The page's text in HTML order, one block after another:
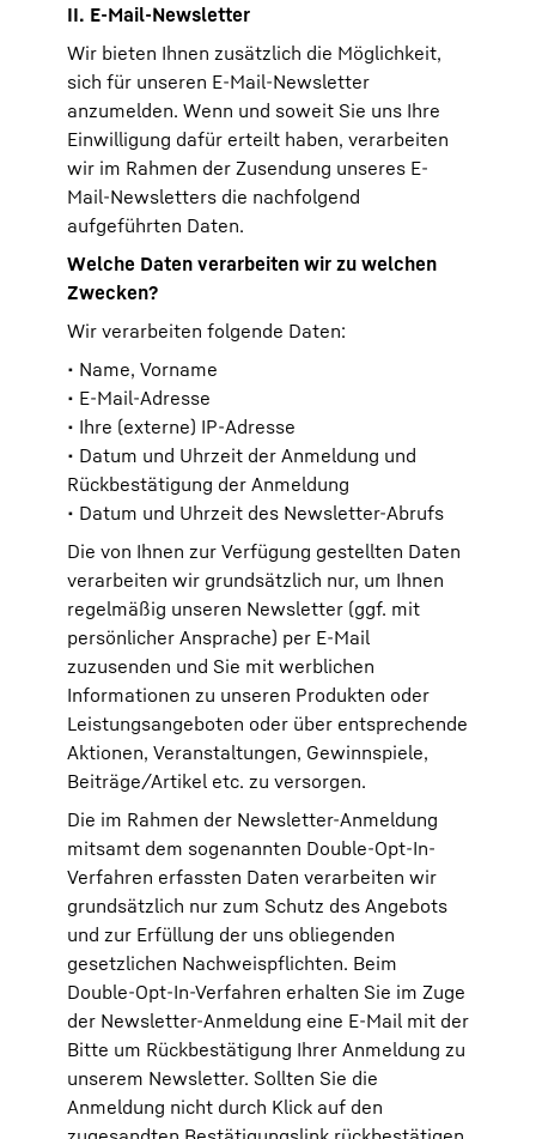
II. E-Mail-Newsletter
Wir bieten Ihnen zusätzlich die Möglichkeit,
sich für unseren E-Mail-Newsletter
anzumelden. Wenn und soweit Sie uns Ihre
Einwilligung dafür erteilt haben, verarbeiten
wir im Rahmen der Zusendung unseres E-
Mail-Newsletters die nachfolgend
aufgeführten Daten.
Welche Daten verarbeiten wir zu welchen
Zwecken?
Wir verarbeiten folgende Daten:
• Name, Vorname
• E-Mail-Adresse
• Ihre (externe) IP-Adresse
• Datum und Uhrzeit der Anmeldung und
Rückbestätigung der Anmeldung
• Datum und Uhrzeit des Newsletter-Abrufs
Die von Ihnen zur Verfügung gestellten Daten
verarbeiten wir grundsätzlich nur, um Ihnen
regelmäßig unseren Newsletter (ggf. mit
persönlicher Ansprache) per E-Mail
zuzusenden und Sie mit werblichen
Informationen zu unseren Produkten oder
Leistungsangeboten oder über entsprechende
Aktionen, Veranstaltungen, Gewinnspiele,
Beiträge/Artikel etc. zu versorgen.
Die im Rahmen der Newsletter-Anmeldung
mitsamt dem sogenannten Double-Opt-In-
Verfahren erfassten Daten verarbeiten wir
grundsätzlich nur zum Schutz des Angebots
und zur Erfüllung der uns obliegenden
gesetzlichen Nachweispflichten. Beim
Double-Opt-In-Verfahren erhalten Sie im Zuge
der Newsletter-Anmeldung eine E-Mail mit der
Bitte um Rückbestätigung Ihrer Anmeldung zu
unserem Newsletter. Sollten Sie die
Anmeldung nicht durch Klick auf den